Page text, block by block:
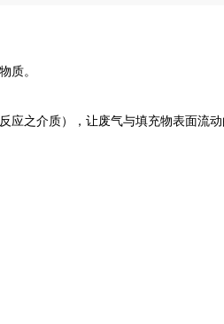
质。
之介质），让废气与填充物表面流